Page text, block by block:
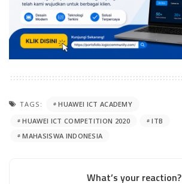
TAGS:
HUAWEI ICT ACADEMY
HUAWEI ICT COMPETITION 2020
ITB
MAHASISWA INDONESIA
What’s your reaction?